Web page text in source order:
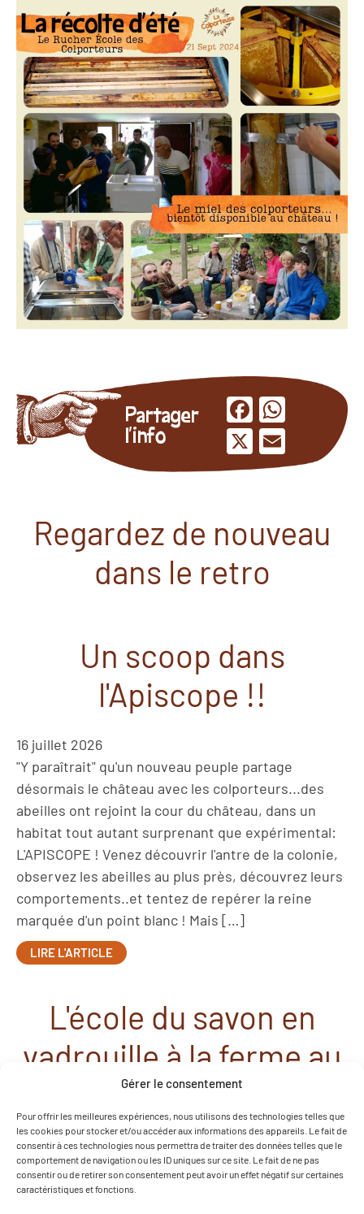
Gérer le consentement
Pour offrir les meilleures expériences, nous utilisons des technologies telles que
les cookies pour stocker et/ou accéder aux informations des appareils. Le fait de
consentir à ces technologies nous permettra de traiter des données telles que le
comportement de navigation ou les ID uniques sur ce site. Le fait de ne pas
consentir ou de retirer son consentement peut avoir un effet négatif sur certaines
caractéristiques et fonctions.
Partager
l'info
Facebook
X
Email
Regardez de nouveau
dans le retro
Un scoop dans
l'Apiscope !!
16 juillet 2026
"Y paraîtrait" qu'un nouveau peuple partage
désormais le château avec les colporteurs...des
abeilles ont rejoint la cour du château, dans un
habitat tout autant surprenant que expérimental:
L'APISCOPE ! Venez découvrir l'antre de la colonie,
observez les abeilles au plus près, découvrez leurs
comportements..et tentez de repérer la reine
marquée d'un point blanc ! Mais […]
LIRE L'ARTICLE
L'école du savon en
vadrouille à la ferme au
l'Ouin
15 juillet 2026
Samedi 11 juillet dernier, les collectifs de l'école du
savon et jardin ont bravés la chaleur et sont partis